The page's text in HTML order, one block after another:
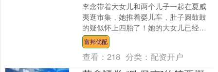
李念带着大女儿和两个儿子一起在夏威
夷逛市集，她推着婴儿车，肚子圆鼓鼓
的疑似怀上四胎了！她的大女儿已经快
有她高了，二儿子皮肤黝黑，小儿子瞪
着大眼睛很可爱，40岁的....
富邦优配
查看：218 分类： 配资开户